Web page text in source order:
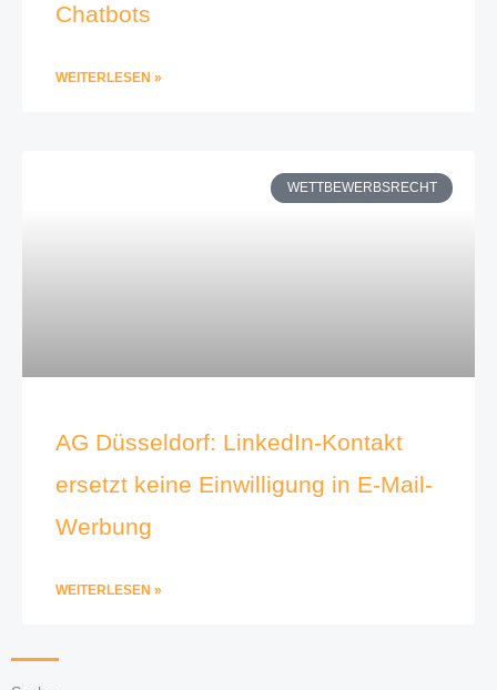
Chatbots
WEITERLESEN »
WETTBEWERBSRECHT
AG Düsseldorf: LinkedIn-Kontakt
ersetzt keine Einwilligung in E-Mail-
Werbung
WEITERLESEN »